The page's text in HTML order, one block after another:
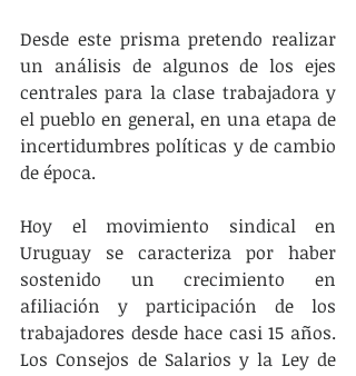
Desde este prisma pretendo realizar
un análisis de algunos de los ejes
centrales para la clase trabajadora y
el pueblo en general, en una etapa de
incertidumbres políticas y de cambio
de época.
Hoy el movimiento sindical en
Uruguay se caracteriza por haber
sostenido un crecimiento en
afiliación y participación de los
trabajadores desde hace casi 15 años.
Los Consejos de Salarios y la Ley de